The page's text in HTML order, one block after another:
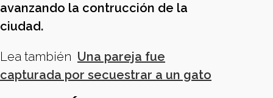
avanzando la contrucción de la
ciudad.
Lea también Una pareja fue
capturada por secuestrar a un gato